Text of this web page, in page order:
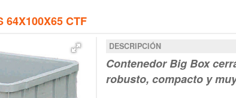
64X100X65 CTF
DESCRIPCIÓN
Contenedor Big Box
robusto, compacto y